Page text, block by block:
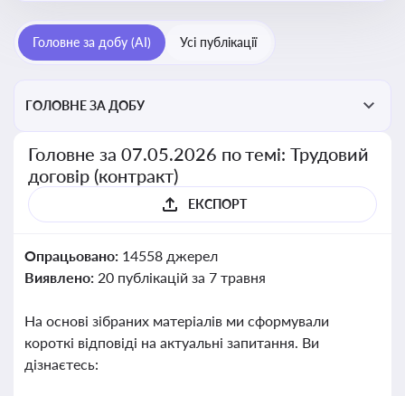
Головне за добу (AI) Усі публікації
ГОЛОВНЕ ЗА ДОБУ
Головне за 07.05.2026 по темі: Трудовий
договір (контракт)
ЕКСПОРТ
Опрацьовано: 14558 джерел
Виявлено: 20 публікацій за 7 травня
На основі зібраних матеріалів ми сформували
короткі відповіді на актуальні запитання. Ви
дізнаєтесь: